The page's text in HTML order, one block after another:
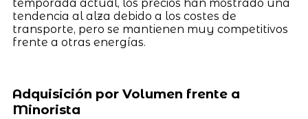
temporada actual, los precios han mostrado una
tendencia al alza debido a los costes de
transporte, pero se mantienen muy competitivos
frente a otras energías.
Adquisición por Volumen frente a
Minorista